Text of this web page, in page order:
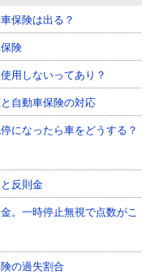
保険は出る？
険
用しないってあり？
自動車保険の対応
になったら車をどうする？
反則金
。一時停止無視で点数がこ
の過失割合